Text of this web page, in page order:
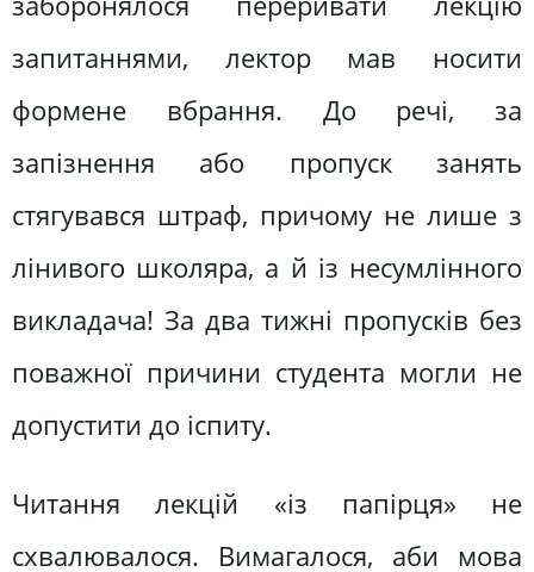
запитаннями, лектор мав носити
формене вбрання. До речі, за
запізнення або пропуск занять
стягувався штраф, причому не лише з
лінивого школяра, а й із несумлінного
викладача! За два тижні пропусків без
поважної причини студента могли не
допустити до іспиту.
Читання лекцій «із папірця» не
схвалювалося. Вимагалося, аби мова